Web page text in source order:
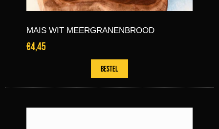
MAIS WIT MEERGRANENBROOD
€4,45